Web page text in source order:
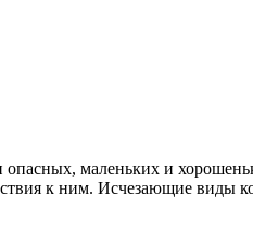
маленьких и
к ним. Исчезающие виды